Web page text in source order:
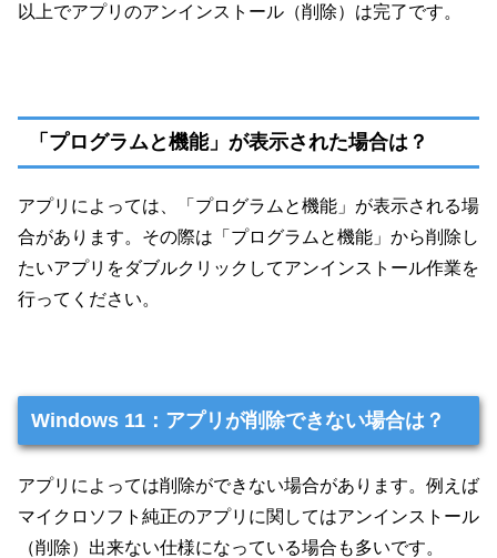
以上でアプリのアンインストール（削除）は完了です。
「プログラムと機能」が表示された場合は？
アプリによっては、「プログラムと機能」が表示される場
合があります。その際は「プログラムと機能」から削除し
たいアプリをダブルクリックしてアンインストール作業を
行ってください。
Windows 11：アプリが削除できない場合は？
アプリによっては削除ができない場合があります。例えば
マイクロソフト純正のアプリに関してはアンインストール
（削除）出来ない仕様になっている場合も多いです。